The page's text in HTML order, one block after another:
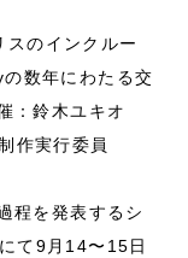
スのインクルー
数年にわたる交
：鈴木ユキオ
作実行委員
程を発表するシ
て9月14〜15日